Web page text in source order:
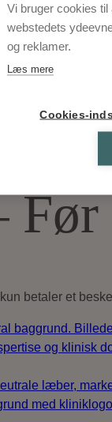
betaler et
Vi bruger cookies
webstedets
og reklamer.
Læs mere
Cookies-